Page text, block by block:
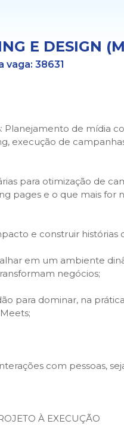
E DESIGN
vaga: 38631
Planejamento de mídia
execução de
para otimização de
pages e o que mais for
e construir histórias
em um ambiente
negócios;
para dominar, na
com pessoas,
À EXECUÇÃO